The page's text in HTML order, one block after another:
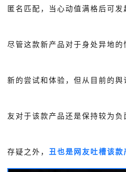
匿名匹配，当心动值满格后可发
尽管这款新产品对于身处异地的
新的尝试和体验，但从目前的舆
友对于该款产品还是保持较为
存疑之外， 丑也是网友吐槽该款